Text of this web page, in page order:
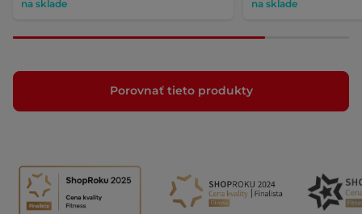
na sklade
na sklade
Porovnať tieto produkty